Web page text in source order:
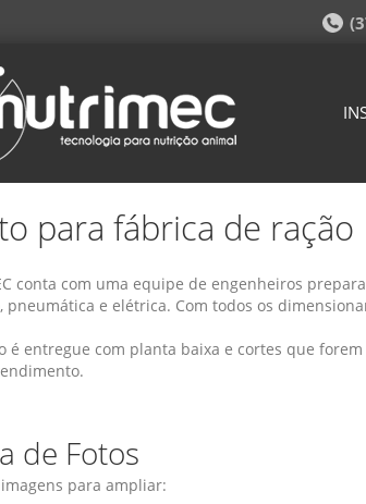
para fábrica de ração
conta com uma equipe de engenheiros
pneumática e elétrica. Com todos os
é entregue com planta baixa e cortes que
de Fotos
para ampliar: